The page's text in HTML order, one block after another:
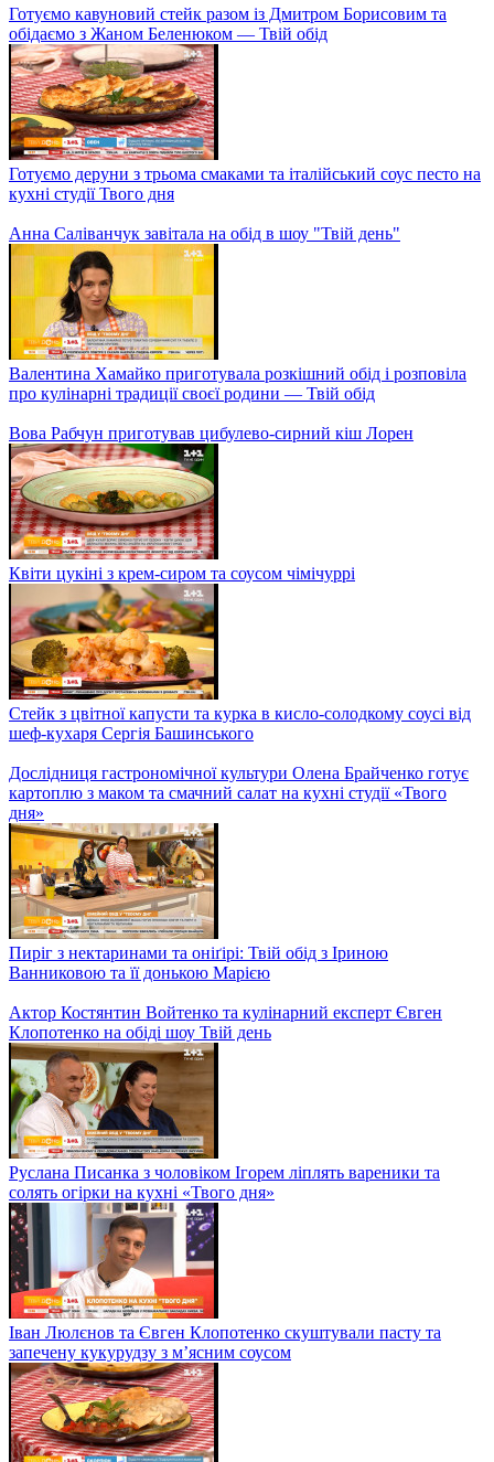
Салат із квітів та смажена хризантема "окіку-сан"
Шеф-кухар Дмитро Борисов та актор Артур Логай на обіді в
шоу "Твій день"
MELOVIN розповів про свій камінг-аут та участь у «Танцях з
Пісний борщ у тарілі із капустяного качана від Дмитра
Борисова
Готуємо кавуновий стейк разом із Дмитром Борисовим та
обідаємо з Жаном Беленюком — Твій обід
Готуємо деруни з трьома смаками та італійський соус песто на
кухні студії Твого дня
Анна Саліванчук завітала на обід в шоу "Твій день"
Валентина Хамайко приготувала розкішний обід і розповіла
про кулінарні традиції своєї родини — Твій обід
Вова Рабчун приготував цибулево-сирний кіш Лорен